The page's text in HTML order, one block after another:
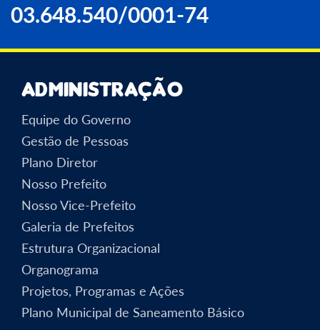
03.648.540/0001-74
Administração
Equipe do Governo
Gestão de Pessoas
Plano Diretor
Nosso Prefeito
Nosso Vice-Prefeito
Galeria de Prefeitos
Estrutura Organizacional
Organograma
Projetos, Programas e Ações
Plano Municipal de Saneamento Básico